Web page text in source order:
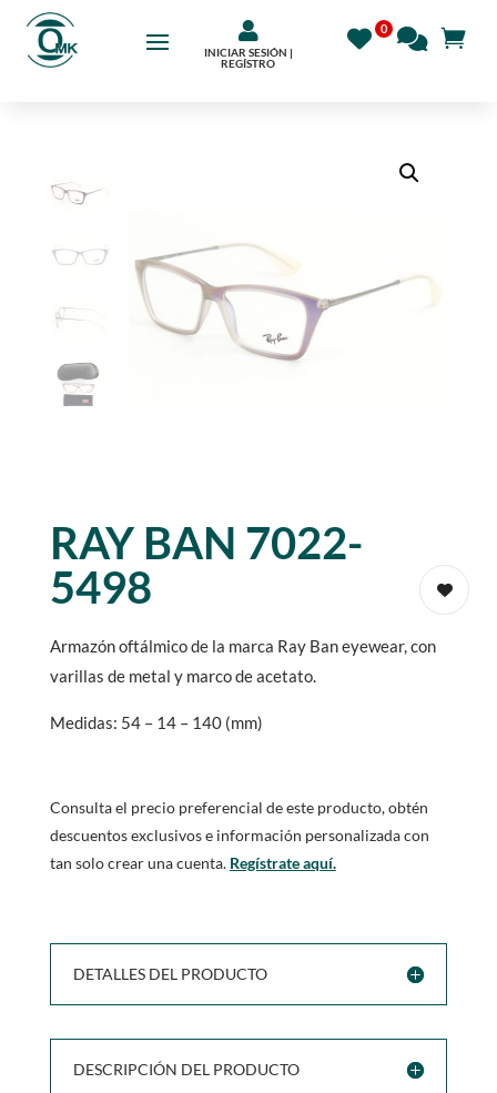

INICIAR SESIÓN |
REGÍSTRO
RAY BAN 7022-
5498
Armazón oftálmico de la marca Ray Ban eyewear, con
varillas de metal y marco de acetato.
Medidas: 54 – 14 – 140 (mm)
Consulta el precio preferencial de este producto, obtén
descuentos exclusivos e información personalizada con
tan solo crear una cuenta. Regístrate aquí.
DETALLES DEL PRODUCTO
DESCRIPCIÓN DEL PRODUCTO